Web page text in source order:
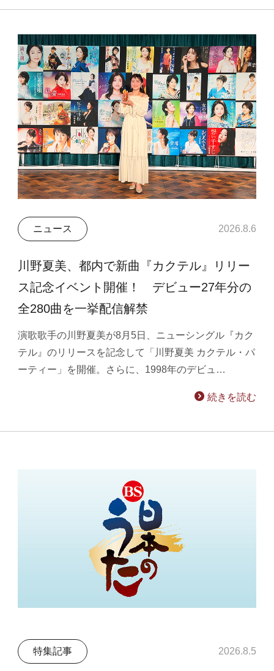
ニュース 2026.8.6
川野夏美、都内で新曲『カクテル』リリー
ス記念イベント開催！ デビュー27年分の
全280曲を一挙配信解禁
演歌歌手の川野夏美が8月5日、ニューシングル『カク
テル』のリリースを記念して「川野夏美 カクテル・パ
ーティー」を開催。さらに、1998年のデビュ…
続きを読む
特集記事 2026.8.5